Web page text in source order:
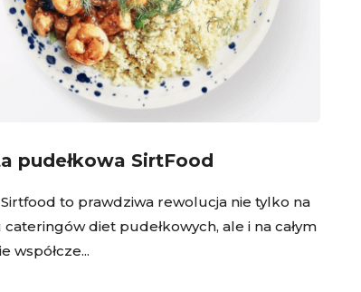
pudełkowa SirtFood
to prawdziwa rewolucja nie tylko na
diet pudełkowych, ale i na całym
współcze...